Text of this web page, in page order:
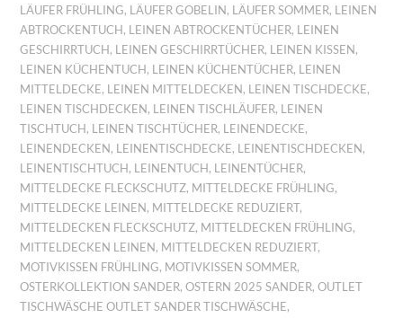
LÄUFER FRÜHLING, LÄUFER GOBELIN , LÄUFER SOMMER,
LEINEN
ABTROCKENTUCH , LEINEN ABTROCKENTÜCHER,
LEINEN
GESCHIRRTUCH , LEINEN GESCHIRRTÜCHER, LEINEN KISSEN ,
LEINEN KÜCHENTUCH , LEINEN KÜCHENTÜCHER,
LEINEN
MITTELDECKE, LEINEN MITTELDECKEN , LEINEN TISCHDECKE,
LEINEN TISCHDECKEN , LEINEN TISCHLÄUFER,
LEINEN
TISCHTUCH , LEINEN TISCHTÜCHER, LEINENDECKE,
LEINENDECKEN , LEINENTISCHDECKE, LEINENTISCHDECKEN ,
LEINENTISCHTUCH , LEINENTUCH , LEINENTÜCHER,
MITTELDECKE FLECKSCHUTZ, MITTELDECKE FRÜHLING,
MITTELDECKE LEINEN , MITTELDECKE REDUZIERT,
MITTELDECKEN FLECKSCHUTZ, MITTELDECKEN FRÜHLING,
MITTELDECKEN LEINEN , MITTELDECKEN REDUZIERT,
MOTIVKISSEN FRÜHLING, MOTIVKISSEN SOMMER,
OSTERKOLLEKTION SANDER,OSTERN 2025 SANDER,OUTLET
TISCHWÄSCHE OUTLET SANDER TISCHWÄSCHE,